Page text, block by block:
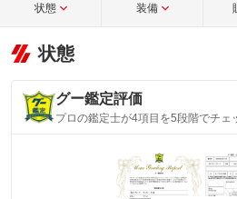
状態 装備
状態
グー鑑定評価
プロの鑑定士が4項目を5段階でチェ